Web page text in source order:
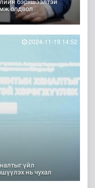
бэрхшээлтэй
олдвол
үйл
нь чухал
2024-11-19 14:52